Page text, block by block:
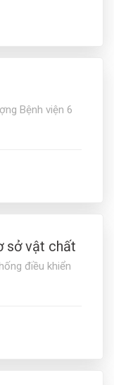
Bệnh viện 6
sở vật chất
điều khiển